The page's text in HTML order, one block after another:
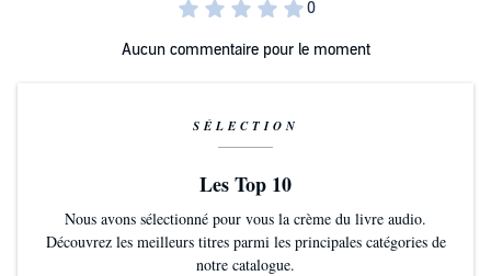
Aucun commentaire pour le moment
SÉLECTION
Les Top 10
Nous avons sélectionné pour vous la crème du livre audio.
Découvrez les meilleurs titres parmi les principales catégories de
notre catalogue.